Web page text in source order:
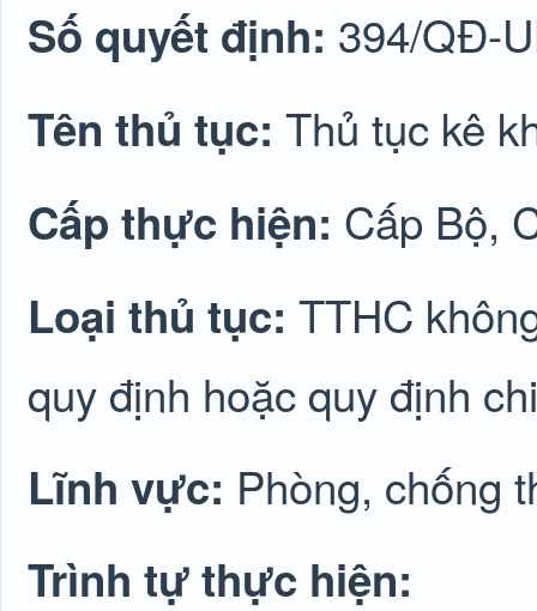
Số quyết định: 394/QĐ-
Tên thủ tục: Thủ tục kê
Cấp thực hiện: Cấp Bộ,
Loại thủ tục: TTHC
quy định hoặc quy định
Lĩnh vực: Phòng, chống
Trình tự thực hiện: